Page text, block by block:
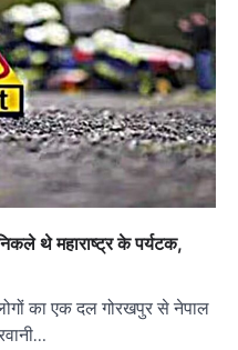
थे महाराष्ट्र के पर्यटक,
का एक दल गोरखपुर से नेपाल